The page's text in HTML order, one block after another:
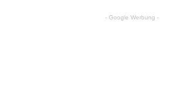
- Google Werbung -